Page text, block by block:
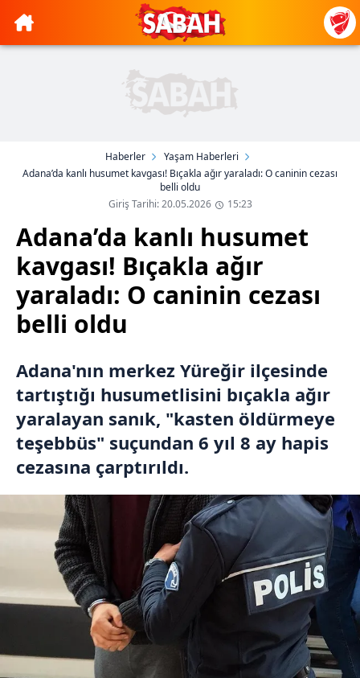
Haberler
Yaşam Haberleri
Adana’da kanlı husumet kavgası! Bıçakla ağır yaraladı: O caninin cezası
belli oldu
Giriş Tarihi: 20.05.2026
15:23
Adana’da kanlı husumet
kavgası! Bıçakla ağır
yaraladı: O caninin cezası
belli oldu
Adana'nın merkez Yüreğir ilçesinde
tartıştığı husumetlisini bıçakla ağır
yaralayan sanık, "kasten öldürmeye
teşebbüs" suçundan 6 yıl 8 ay hapis
cezasına çarptırıldı.